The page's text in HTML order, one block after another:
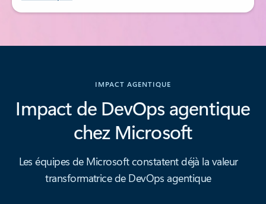
IMPACT AGENTIQUE
Impact de DevOps agentique
chez Microsoft
Les équipes de Microsoft constatent déjà la valeur
transformatrice de DevOps agentique